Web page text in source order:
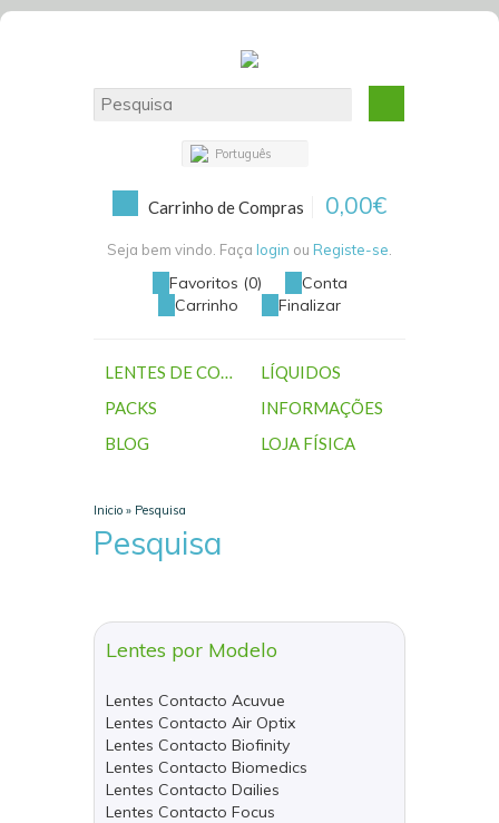
Português
Carrinho de Compras 0,00€
Seja bem vindo. Faça login ou Registe-se
Favoritos (0)
Conta
Carrinho
Finalizar
LENTES DE CONTACTO
LÍQUIDOS
PACKS
INFORMAÇÕES
BLOG
LOJA FÍSICA
Inicio » Pesquisa
Pesquisa
Lentes por Modelo
Lentes Contacto Acuvue
Lentes Contacto Air Optix
Lentes Contacto Biofinity
Lentes Contacto Biomedics
Lentes Contacto Dailies
Lentes Contacto Focus